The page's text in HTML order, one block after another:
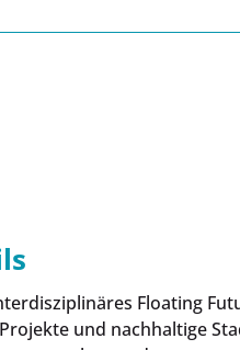
Floating
und nachhaltige